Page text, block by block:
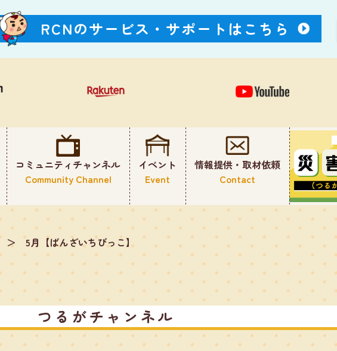
RCNのサービス・ サポートはこちら
コミュニティチャンネル
Community Channel
イベント
Event
情報提供・取材依頼
Contact
＞
5月【ばんざいちびっこ】
つるがチャンネル